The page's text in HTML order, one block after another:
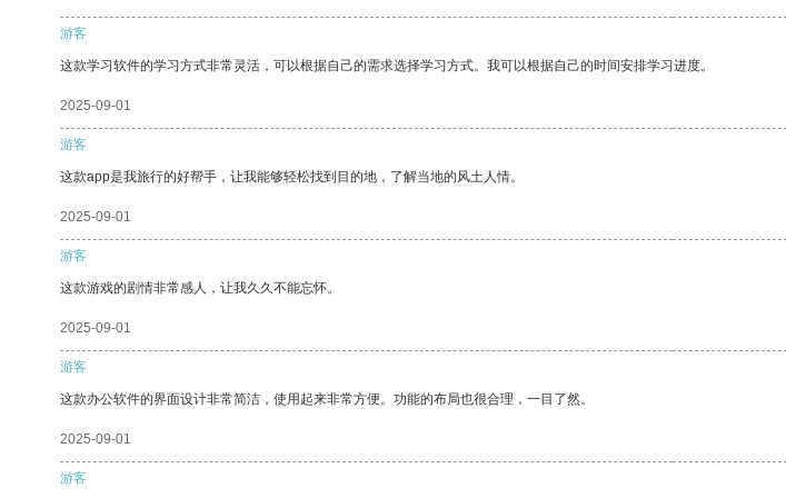
游客
这款学习软件的学习方式非常灵活，可以根据自己的需求选择学习方式。我可以根据自己的时间安排学习进度。
2025-09-01
游客
这款app是我旅行的好帮手，让我能够轻松找到目的地，了解当地的风土人情。
2025-09-01
游客
这款游戏的剧情非常感人，让我久久不能忘怀。
2025-09-01
游客
这款办公软件的界面设计非常简洁，使用起来非常方便。功能的布局也很合理，一目了然。
2025-09-01
游客